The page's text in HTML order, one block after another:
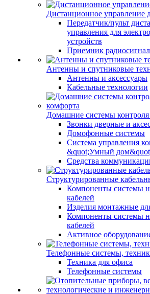
Дистанционное управление
Передатчик/пульт
управления для
устройств
Приемник
Антенны и спутниковые
Антенны и аксессуары
Кабельные технологии
Домашние системы
Звонки дверные и
Домофонные системы
Система управления
&quot;Умный
Средства
Структурированные
Компоненты системы
кабелей
Изделия монтажные
Компоненты системы
кабелей
Активное
Телефонные системы,
Техника для офиса
Телефонные системы